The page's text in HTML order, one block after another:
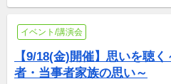
イベント/講演会
【9/18(金)開催】思いを聴く
者・当事者家族の思い～